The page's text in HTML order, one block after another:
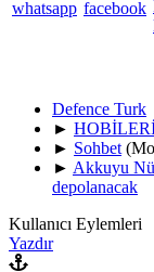
Defence Turk
►
► Sohbet
► Akkuyu
depolanacak
Kullanıcı Eylemleri
Yazdır